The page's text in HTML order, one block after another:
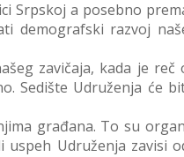
Srpskoj a posebno
demografski razvoj
zavičaja, kada je reč
Sedište Udruženja će
građana. To su
Udruženja zavisi